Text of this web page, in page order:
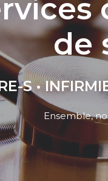
de
S •
Ensemble,